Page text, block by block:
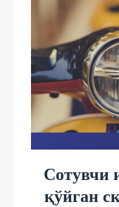
Сотувчи
қўйган